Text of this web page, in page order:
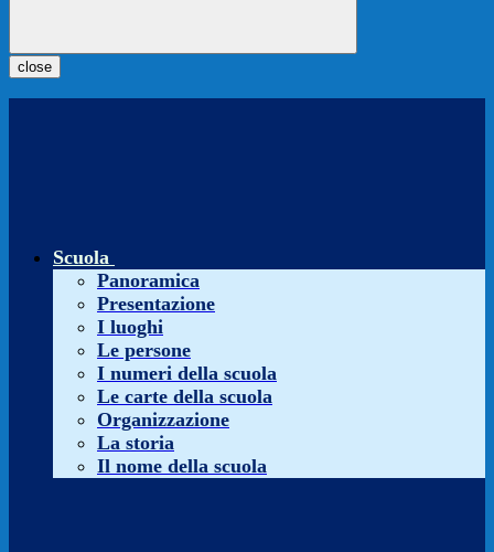
close
Scuola
Panoramica
Presentazione
I luoghi
Le persone
I numeri della scuola
Le carte della scuola
Organizzazione
La storia
Il nome della scuola